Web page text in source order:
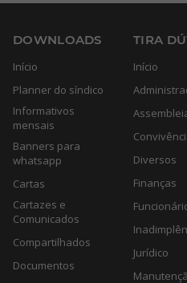
DOWNLOADS
Início
Planner do síndico
Informativos
mensais
Banners para
whatsapp
Cartas
Cartazes e
Comunicados
Compartilhados
Documentos
TIRA
Início
Diversos
Finanças
Jurídico